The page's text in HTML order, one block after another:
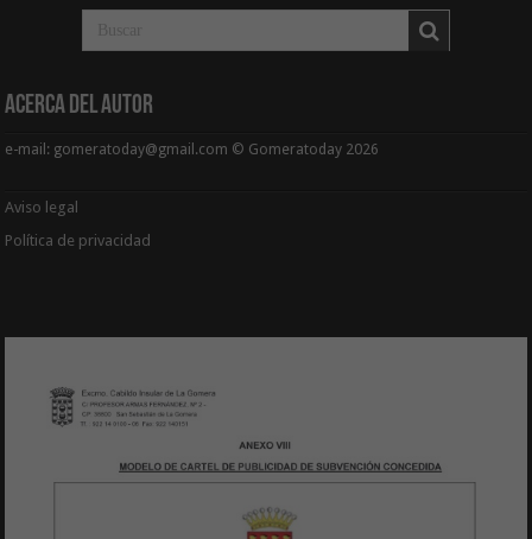
Acerca del Autor
e-mail: gomeratoday@gmail.com © Gomeratoday 2026
Aviso legal
Política de privacidad